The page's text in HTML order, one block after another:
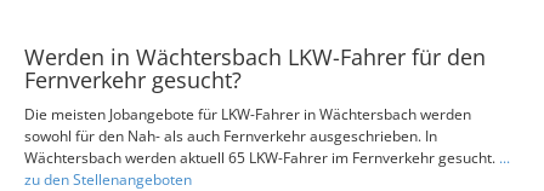
Werden in Wächtersbach LKW-Fahrer für den
Fernverkehr gesucht?
Die meisten Jobangebote für LKW-Fahrer in Wächtersbach werden
sowohl für den Nah- als auch Fernverkehr ausgeschrieben. In
Wächtersbach werden aktuell 65 LKW-Fahrer im Fernverkehr gesucht. ...
zu den Stellenangeboten